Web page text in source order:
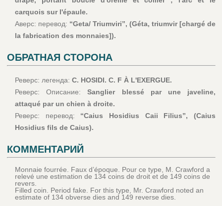
carquois sur l'épaule.
Аверс: перевод: “Geta/ Triumviri”, (Géta, triumvir [chargé de
la fabrication des monnaies]).
ОБРАТНАЯ СТОРОНА
Реверс: легенда: C. HOSIDI. C. F À L'EXERGUE.
Реверс: Описание:Sanglier blessé par une javeline,
attaqué par un chien à droite.
Реверс: перевод: “Caius Hosidius Caii Filius”, (Caius
Hosidius fils de Caius).
КОММЕНТАРИЙ
Monnaie fourrée. Faux d’époque. Pour ce type, M. Crawford a
relevé une estimation de 134 coins de droit et de 149 coins de
revers.
Filled coin. Period fake. For this type, Mr. Crawford noted an
estimate of 134 obverse dies and 149 reverse dies.